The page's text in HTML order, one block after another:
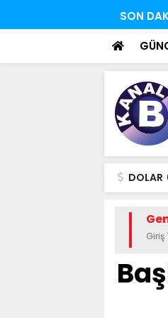
SON
Kudüs konulu bakanlar
DOLAR
Giriş